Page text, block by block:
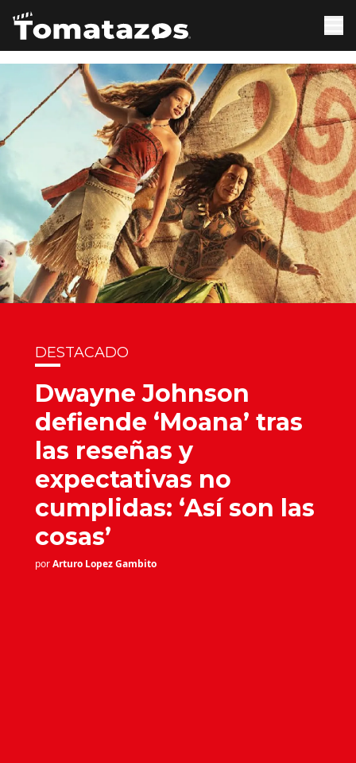
DESTACADO
Dwayne Johnson
defiende ‘Moana’ tras
las reseñas y
expectativas no
cumplidas: ‘Así son las
cosas’
porArturo Lopez Gambito